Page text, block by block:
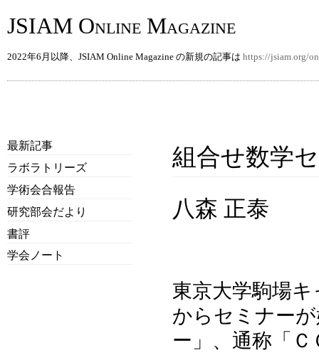
JSIAM Online Magazine
2022年6月以降、JSIAM Online Magazine の新規の記事は https://jsiam.org/
最新記事
ラボラトリーズ
学術会合報告
研究部会だより
書評
学会ノート
組合せ数学
八森 正泰
東京大学駒場
からセミナー
ー」、通称「